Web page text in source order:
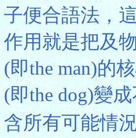
子便合語法，
作用就是把及
(即the man)的
(即the dog)變
含所有可能情